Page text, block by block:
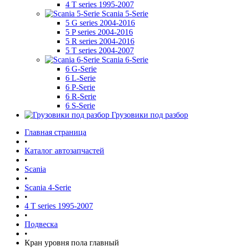
4 T series 1995-2007
Scania 5-Serie
5 G series 2004-2016
5 P series 2004-2016
5 R series 2004-2016
5 T series 2004-2007
Scania 6-Serie
6 G-Serie
6 L-Serie
6 P-Serie
6 R-Serie
6 S-Serie
Грузовики под разбор
Главная страница
•
Каталог автозапчастей
•
Scania
•
Scania 4-Serie
•
4 T series 1995-2007
•
Подвеска
•
Кран уровня пола главный